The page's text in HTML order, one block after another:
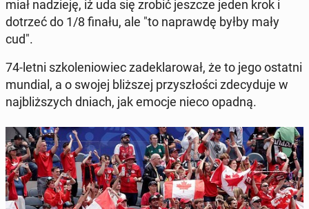
miał na­dzie­ję, iż uda się zrobić jeszcze jeden krok i
dotrzeć do 1/8 finału, ale "to na­praw­dę byłby mały
cud".
74-letni szko­le­nio­wiec za­de­kla­ro­wał, że to jego ostatni
mundial, a o swojej bliż­szej przy­szło­ści zde­cy­du­je w
naj­bliż­szych dniach, jak emocje nieco opadną.